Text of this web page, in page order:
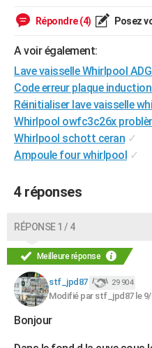
Carte de Noël
Carte Bonne année
Carte Saint-Valentin
Carte Pâques
Carte d'anniversaire
Dictionnaire
Biographies
Citations
Expressions
Proverbes
PROGRAMME TV
COPAINS D'AVANT
S'inscrire
Se connecter
Lycées
Collèges
Primaires
Universités
Entreprises
Service militaire
Avis de recherche
AVIS DE DÉCÈS
Bricolage
Lifestyle
Culture
Television
Voyage
Répondre (4) Posez
A voir également:
Lave vaisselle Whirlpool
Code erreur plaque
Réinitialiser lave vaisselle
Whirlpool owfc3c26x
Whirlpool schott ceran ✓
Ampoule four whirlpool ✓
4 réponses
RÉPONSE 1 / 4
Meilleure réponse
stf_jpd87 29 904
Modifié par stf_jpd87 le 9/
Bonjour